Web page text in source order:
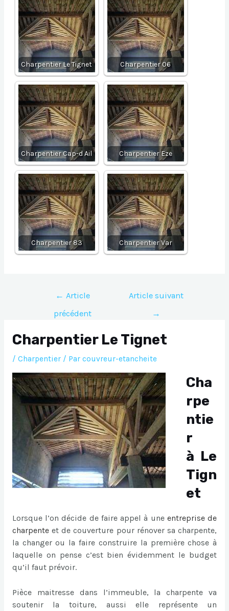
Charpentier Le Tignet Charpentier 06
Charpentier Cap-d Ail Charpentier Eze
Charpentier 83 Charpentier Var
Navigation
l’article
← Article
précédent
Article suivant
→
Charpentier Le Tignet
/ Charpentier/ Par couvreur-etancheite
Cha
rpe
ntie
r
à Le
Tign
et
Lorsque l’on décide de faire appel à une entreprise de
charpenteet de couverture pour rénover sa charpente,
la changer ou la faire construire la première chose à
laquelle on pense c’est bien évidemment le budget
qu’il faut prévoir.
Pièce maitresse dans l’immeuble, la charpente va
soutenir la toiture, aussi elle représente un